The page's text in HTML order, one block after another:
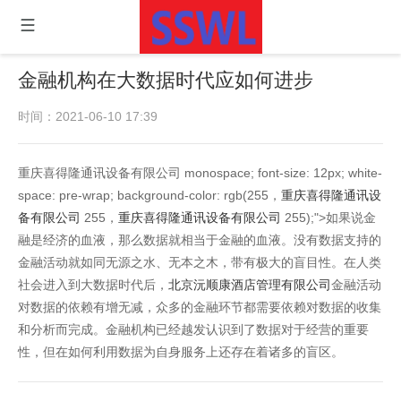
金融机构在大数据时代应如何进步
时间：2021-06-10 17:39
重庆喜得隆通讯设备有限公司 monospace; font-size: 12px; white-
space: pre-wrap; background-color: rgb(255， 重庆喜得隆通讯设
备有限公司 255， 重庆喜得隆通讯设备有限公司 255);">如果说金
融是经济的血液，那么数据就相当于金融的血液。没有数据支持的
金融活动就如同无源之水、无本之木，带有极大的盲目性。在人类
社会进入到大数据时代后， 北京沅顺康酒店管理有限公司金融活动
对数据的依赖有增无减，众多的金融环节都需要依赖对数据的收集
和分析而完成。金融机构已经越发认识到了数据对于经营的重要
性，但在如何利用数据为自身服务上还存在着诸多的盲区。